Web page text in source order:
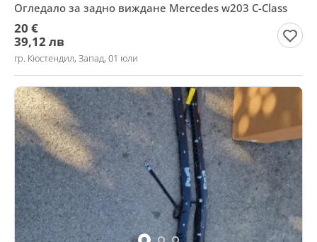
Огледало за задно виждане Mercedes w203 C-Class
20 €
39,12 лв
гр. Кюстендил, Запад, 01 юли